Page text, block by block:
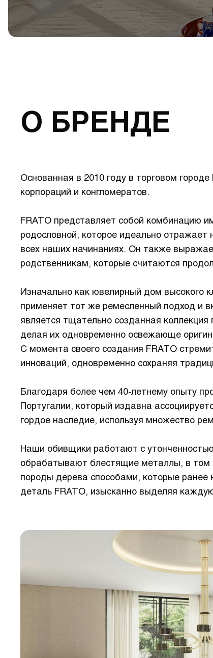
О БРЕНДЕ
Основанная в 2010 году в торговом
корпораций и конгломератов.
FRATO представляет собой комбинацию
родословной, которое идеально отражает
всех наших начинаниях. Он также
родственникам, которые считаются
Изначально как ювелирный дом высокого
применяет тот же ремесленный подход и
является тщательно созданная
делая их одновременно освежающе
С момента своего создания FRATO
инноваций, одновременно сохраняя
Благодаря более чем 40-летнему опыту
Португалии, который издавна
гордое наследие, используя множество
Наши обивщики работают с
обрабатывают блестящие металлы, в том
породы дерева способами, которые
деталь FRATO, изысканно выделяя